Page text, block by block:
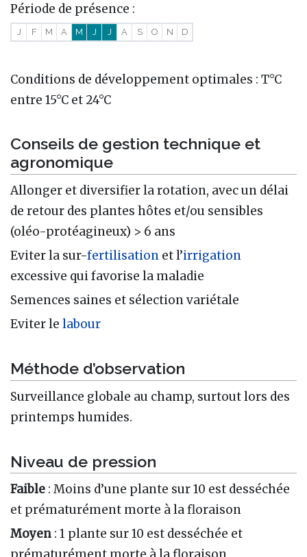
Période de présence :
J F M A M J J A S O N D
Conditions de développement optimales : T°C
entre 15°C et 24°C
Conseils de gestion technique et
agronomique
Allonger et diversifier la rotation, avec un délai
de retour des plantes hôtes et/ou sensibles
(oléo-protéagineux) > 6 ans
Eviter la sur-fertilisation et l’irrigation
excessive qui favorise la maladie
Semences saines et sélection variétale
Eviter le labour
Méthode d’observation
Surveillance globale au champ, surtout lors des
printemps humides.
Niveau de pression
Faible : Moins d’une plante sur 10 est desséchée
et prématurément morte à la floraison
Moyen : 1 plante sur 10 est desséchée et